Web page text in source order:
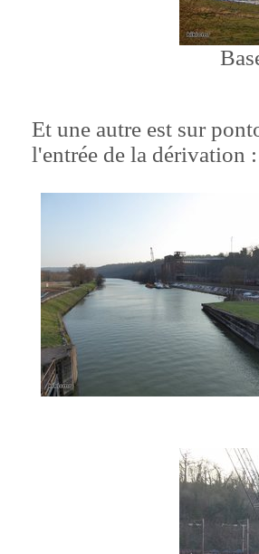
Et une autre est sur
l'entrée de la dérivation :